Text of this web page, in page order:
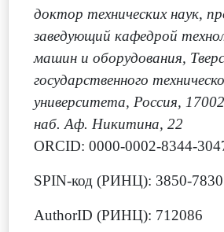
доктор технических наук,
заведующий кафедрой
машин и оборудования,
государственного
университета, Россия,
наб. Аф. Никитина, 22
ORCID: 0000-0002-8344-
SPIN-код (РИНЦ): 3850-7830
AuthorID (РИНЦ): 712086